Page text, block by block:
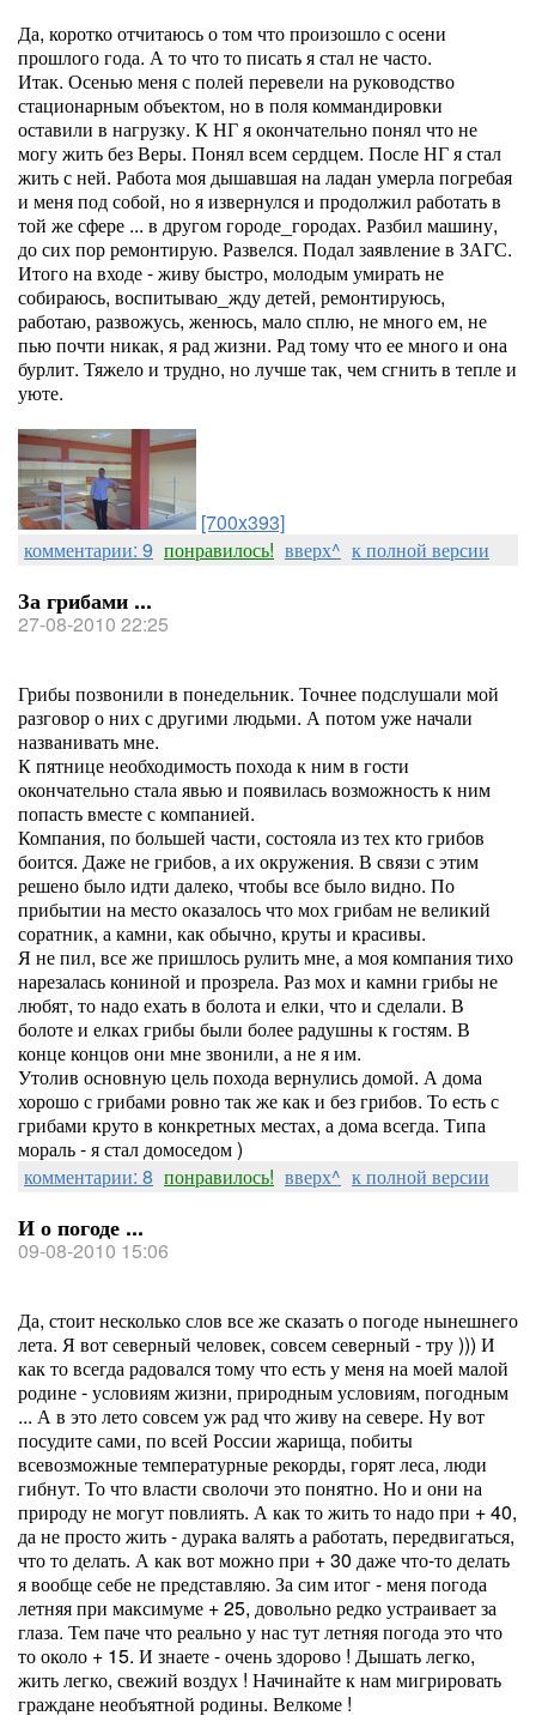
Да, коротко отчитаюсь о том что произошло с осени
прошлого года. А то что то писать я стал не часто.
Итак. Осенью меня с полей перевели на руководство
стационарным объектом, но в поля коммандировки
оставили в нагрузку. К НГ я окончательно понял что не
могу жить без Веры. Понял всем сердцем. После НГ я стал
жить с ней. Работа моя дышавшая на ладан умерла погребая
и меня под собой, но я извернулся и продолжил работать в
той же сфере ... в другом городе_городах. Разбил машину,
до сих пор ремонтирую. Развелся. Подал заявление в ЗАГС.
Итого на входе - живу быстро, молодым умирать не
собираюсь, воспитываю_жду детей, ремонтируюсь,
работаю, развожусь, женюсь, мало сплю, не много ем, не
пью почти никак, я рад жизни. Рад тому что ее много и она
бурлит. Тяжело и трудно, но лучше так, чем сгнить в тепле и
уюте.
[700x393]
комментарии: 9 понравилось! вверх^ к полной версии
За грибами ...
27-08-2010 22:25
Грибы позвонили в понедельник. Точнее подслушали мой
разговор о них с другими людьми. А потом уже начали
названивать мне.
К пятнице необходимость похода к ним в гости
окончательно стала явью и появилась возможность к ним
попасть вместе с компанией.
Компания, по большей части, состояла из тех кто грибов
боится. Даже не грибов, а их окружения. В связи с этим
решено было идти далеко, чтобы все было видно. По
прибытии на место оказалось что мох грибам не великий
соратник, а камни, как обычно, круты и красивы.
Я не пил, все же пришлось рулить мне, а моя компания тихо
нарезалась кониной и прозрела. Раз мох и камни грибы не
любят, то надо ехать в болота и елки, что и сделали. В
болоте и елках грибы были более радушны к гостям. В
конце концов они мне звонили, а не я им.
Утолив основную цель похода вернулись домой. А дома
хорошо с грибами ровно так же как и без грибов. То есть с
грибами круто в конкретных местах, а дома всегда. Типа
мораль - я стал домоседом )
комментарии: 8 понравилось! вверх^ к полной версии
И о погоде ...
09-08-2010 15:06
Да, стоит несколько слов все же сказать о погоде нынешнего
лета. Я вот северный человек, совсем северный - тру ))) И
как то всегда радовался тому что есть у меня на моей малой
родине - условиям жизни, природным условиям, погодным
... А в это лето совсем уж рад что живу на севере. Ну вот
посудите сами, по всей России жарища, побиты
всевозможные температурные рекорды, горят леса, люди
гибнут. То что власти сволочи это понятно. Но и они на
природу не могут повлиять. А как то жить то надо при + 40,
да не просто жить - дурака валять а работать, передвигаться,
что то делать. А как вот можно при + 30 даже что-то делать
я вообще себе не представляю. За сим итог - меня погода
летняя при максимуме + 25, довольно редко устраивает за
глаза. Тем паче что реально у нас тут летняя погода это что
то около + 15. И знаете - очень здорово ! Дышать легко,
жить легко, свежий воздух ! Начинайте к нам мигрировать
граждане необъятной родины. Велкоме !